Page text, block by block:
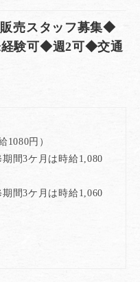
ト
販売スタッフ募集◆
験可◆週2可◆交通
円）
間3ケ月は時給1,080
間3ケ月は時給1,060